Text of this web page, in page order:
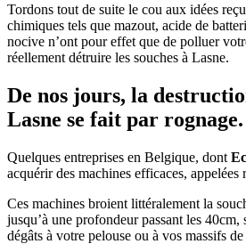
Tordons tout de suite le cou aux idées
chimiques tels que mazout, acide de
nocive n’ont pour effet que de polluer
réellement détruire les souches à Lasne.
De nos jours, la
Lasne se fait par rognage.
Quelques entreprises en Belgique, dont
acquérir des machines efficaces, appelées
Ces machines broient littéralement la
jusqu’à une profondeur passant les 40cm,
dégâts à votre pelouse ou à vos massifs